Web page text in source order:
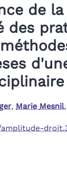
de
des
, Marie Mesnil,
amplitude-